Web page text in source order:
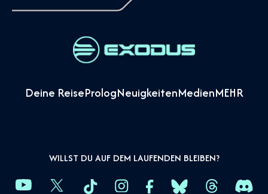
Deine ReisePrologNeuigkeitenMedienMEHR
WILLST DU AUF DEM LAUFENDEN BLEIBEN?